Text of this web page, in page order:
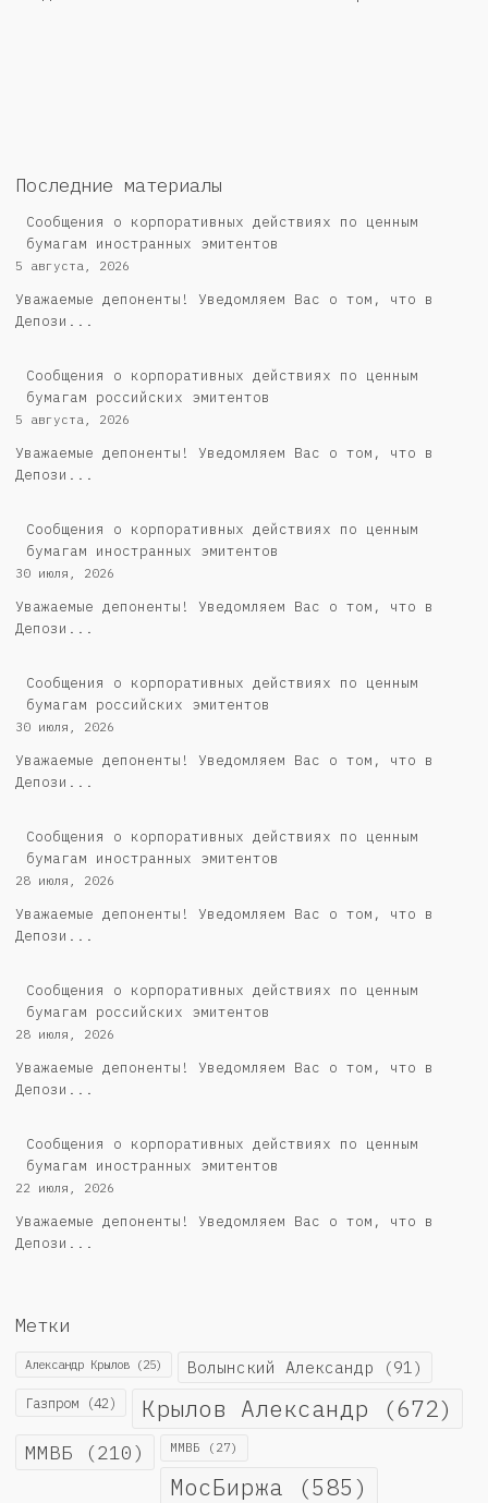
Последние материалы
Сообщения о корпоративных действиях по ценным
бумагам иностранных эмитентов
5 августа, 2026
Уважаемые депоненты! Уведомляем Вас о том, что в
Депози...
Cообщения о корпоративных действиях по ценным
бумагам российских эмитентов
5 августа, 2026
Уважаемые депоненты! Уведомляем Вас о том, что в
Депози...
Сообщения о корпоративных действиях по ценным
бумагам иностранных эмитентов
30 июля, 2026
Уважаемые депоненты! Уведомляем Вас о том, что в
Депози...
Cообщения о корпоративных действиях по ценным
бумагам российских эмитентов
30 июля, 2026
Уважаемые депоненты! Уведомляем Вас о том, что в
Депози...
Сообщения о корпоративных действиях по ценным
бумагам иностранных эмитентов
28 июля, 2026
Уважаемые депоненты! Уведомляем Вас о том, что в
Депози...
Cообщения о корпоративных действиях по ценным
бумагам российских эмитентов
28 июля, 2026
Уважаемые депоненты! Уведомляем Вас о том, что в
Депози...
Сообщения о корпоративных действиях по ценным
бумагам иностранных эмитентов
22 июля, 2026
Уважаемые депоненты! Уведомляем Вас о том, что в
Депози...
Метки
Александр Крылов (25) Волынский Александр (91)
Газпром (42) Крылов Александр (672)
ММВБ (210) ММВБ (27)
МосБиржа (585)